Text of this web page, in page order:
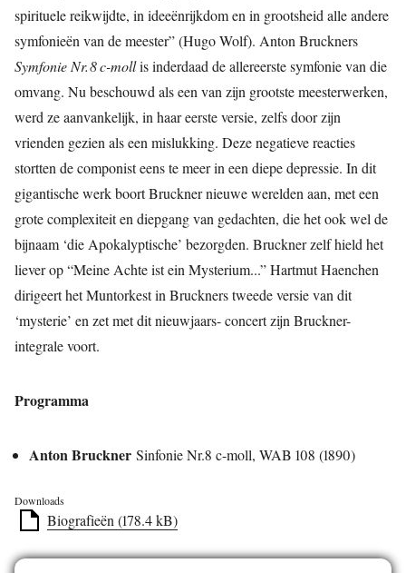
spirituele reikwijdte, in ideeënrijkdom en in grootsheid alle andere
symfonieën van de meester” (Hugo Wolf). Anton Bruckners
Symfonie Nr.8 c-mollis inderdaad de allereerste symfonie van die
omvang. Nu beschouwd als een van zijn grootste meesterwerken,
werd ze aanvankelijk, in haar eerste versie, zelfs door zijn
vrienden gezien als een mislukking. Deze negatieve reacties
stortten de componist eens te meer in een diepe depressie. In dit
gigantische werk boort Bruckner nieuwe werelden aan, met een
grote complexiteit en diepgang van gedachten, die het ook wel de
bijnaam ‘die Apokalyptische’ bezorgden. Bruckner zelf hield het
liever op “Meine Achte ist ein Mysterium...” Hartmut Haenchen
dirigeert het Muntorkest in Bruckners tweede versie van dit
‘mysterie’ en zet met dit nieuwjaars- concert zijn Bruckner-
integrale voort.
Programma
Anton Bruckner Sinfonie Nr.8 c-moll, WAB 108 (1890)
Downloads
Biografieën (178.4 kB)